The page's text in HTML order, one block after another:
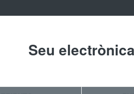
Seu electrònica